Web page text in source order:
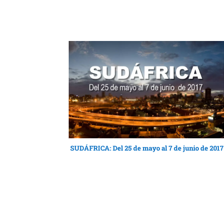
SUDÁFRICA: Del 25 de mayo al 7 de junio de 2017